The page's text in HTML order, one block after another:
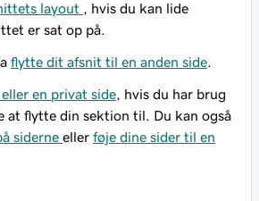
layout , hvis du kan lide
er sat op på.
flytte dit afsnit til en anden side.
en privat side, hvis du har brug
at flytte din sektion til. Du kan også
siderne eller føje dine sider til en